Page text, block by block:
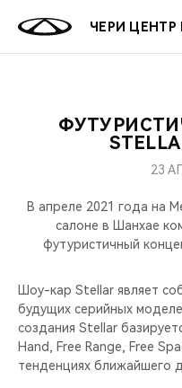
ЧЕРИ ЦЕНТР
КРОССОВЕРЫ
СЕДАНЫ
НОВИНКИ
КРЕДИТ И СТРАХОВАНИЕ
ЗАПЧАСТИ И АКСЕССУАРЫ
CHERY CONNECT
О БРЕНДЕ
ЛЮДИ CHERY
БЛАГОТВОРИТЕЛЬНОСТЬ
КРЕДИТ
О
МЫ В СОЦСЕТЯХ
23
В апреле 2021 года на
салоне в Шанхае
футуристичный
Шоу-кар Stellar являет
будущих серийных
создания Stellar
Hand, Free Range, Free
тенденциях ближайшего